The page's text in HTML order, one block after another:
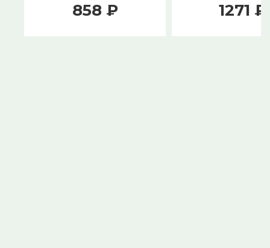
858 ₽ 1271 ₽